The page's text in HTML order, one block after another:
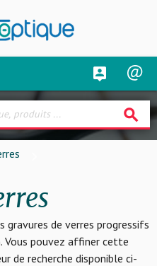
search
gravures de verres progressifs
Vous pouvez affiner cette
de recherche disponible ci-